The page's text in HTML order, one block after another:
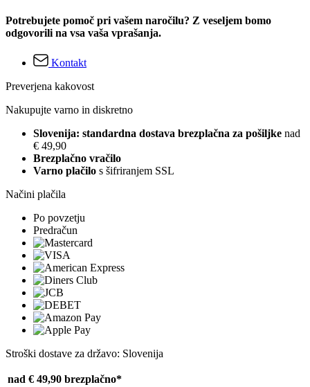
Potrebujete pomoč pri vašem naročilu? Z veseljem bomo
odgovorili na vsa vaša vprašanja.
Kontakt
Preverjena kakovost
Nakupujte varno in diskretno
Slovenija: standardna dostava brezplačna za pošiljke nad
€ 49,90
Brezplačno vračilo
Varno plačilo s šifriranjem SSL
Načini plačila
Po povzetju
Predračun
Stroški dostave za državo: Slovenija
nad € 49,90 brezplačno*